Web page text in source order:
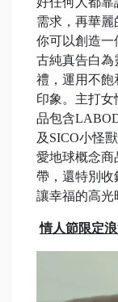
需求，再華麗
你可以創造一
古純真告白為
禮，運用不飽
印象。主打
品包含
及SICO小怪
愛地球概念商
帶，還特別收
讓幸福的高光
情人節限定